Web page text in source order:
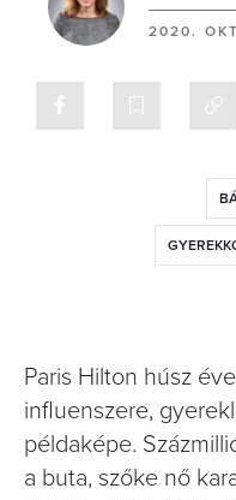
2020.
Paris Hilton húsz
influenszere,
példaképe.
a buta, szőke nő